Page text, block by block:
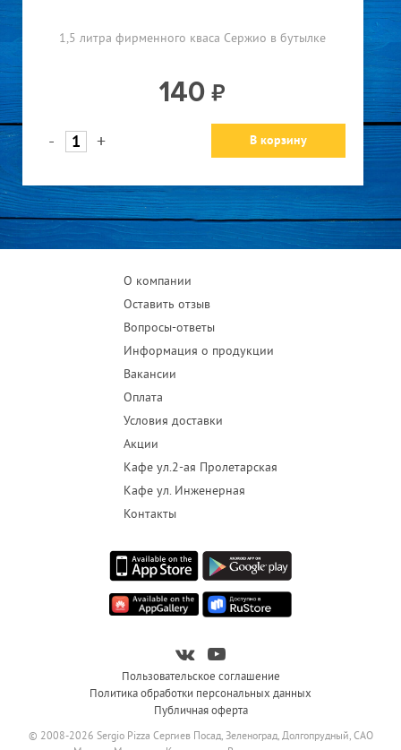
1,5 литра фирменного кваса Сержио в бутылке
140
- + В корзину
О компании
Оставить отзыв
Вопросы-ответы
Информация о продукции
Вакансии
Оплата
Условия доставки
Акции
Кафе ул.2-ая Пролетарская
Кафе ул. Инженерная
Контакты
Пользовательское соглашение
Политика обработки персональных данных
Публичная оферта
© 2008-2026 Sergio Pizza Сергиев Посад, Зеленоград, Долгопрудный, САО